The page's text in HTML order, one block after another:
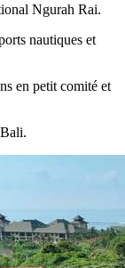
Ngurah Rai.
nautiques et
en petit comité et